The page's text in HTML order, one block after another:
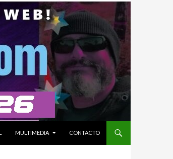
MULTIMEDIA CONTACTO